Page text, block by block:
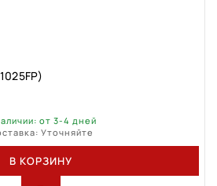
от 3-4 дней
Уточняйте
В КОРЗИНУ